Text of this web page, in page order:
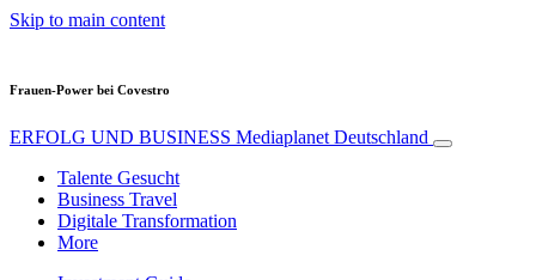
Skip to main content
Frauen-Power bei Covestro
ERFOLG UND BUSINESS Mediaplanet Deutschland
Talente Gesucht
Business Travel
Digitale Transformation
More